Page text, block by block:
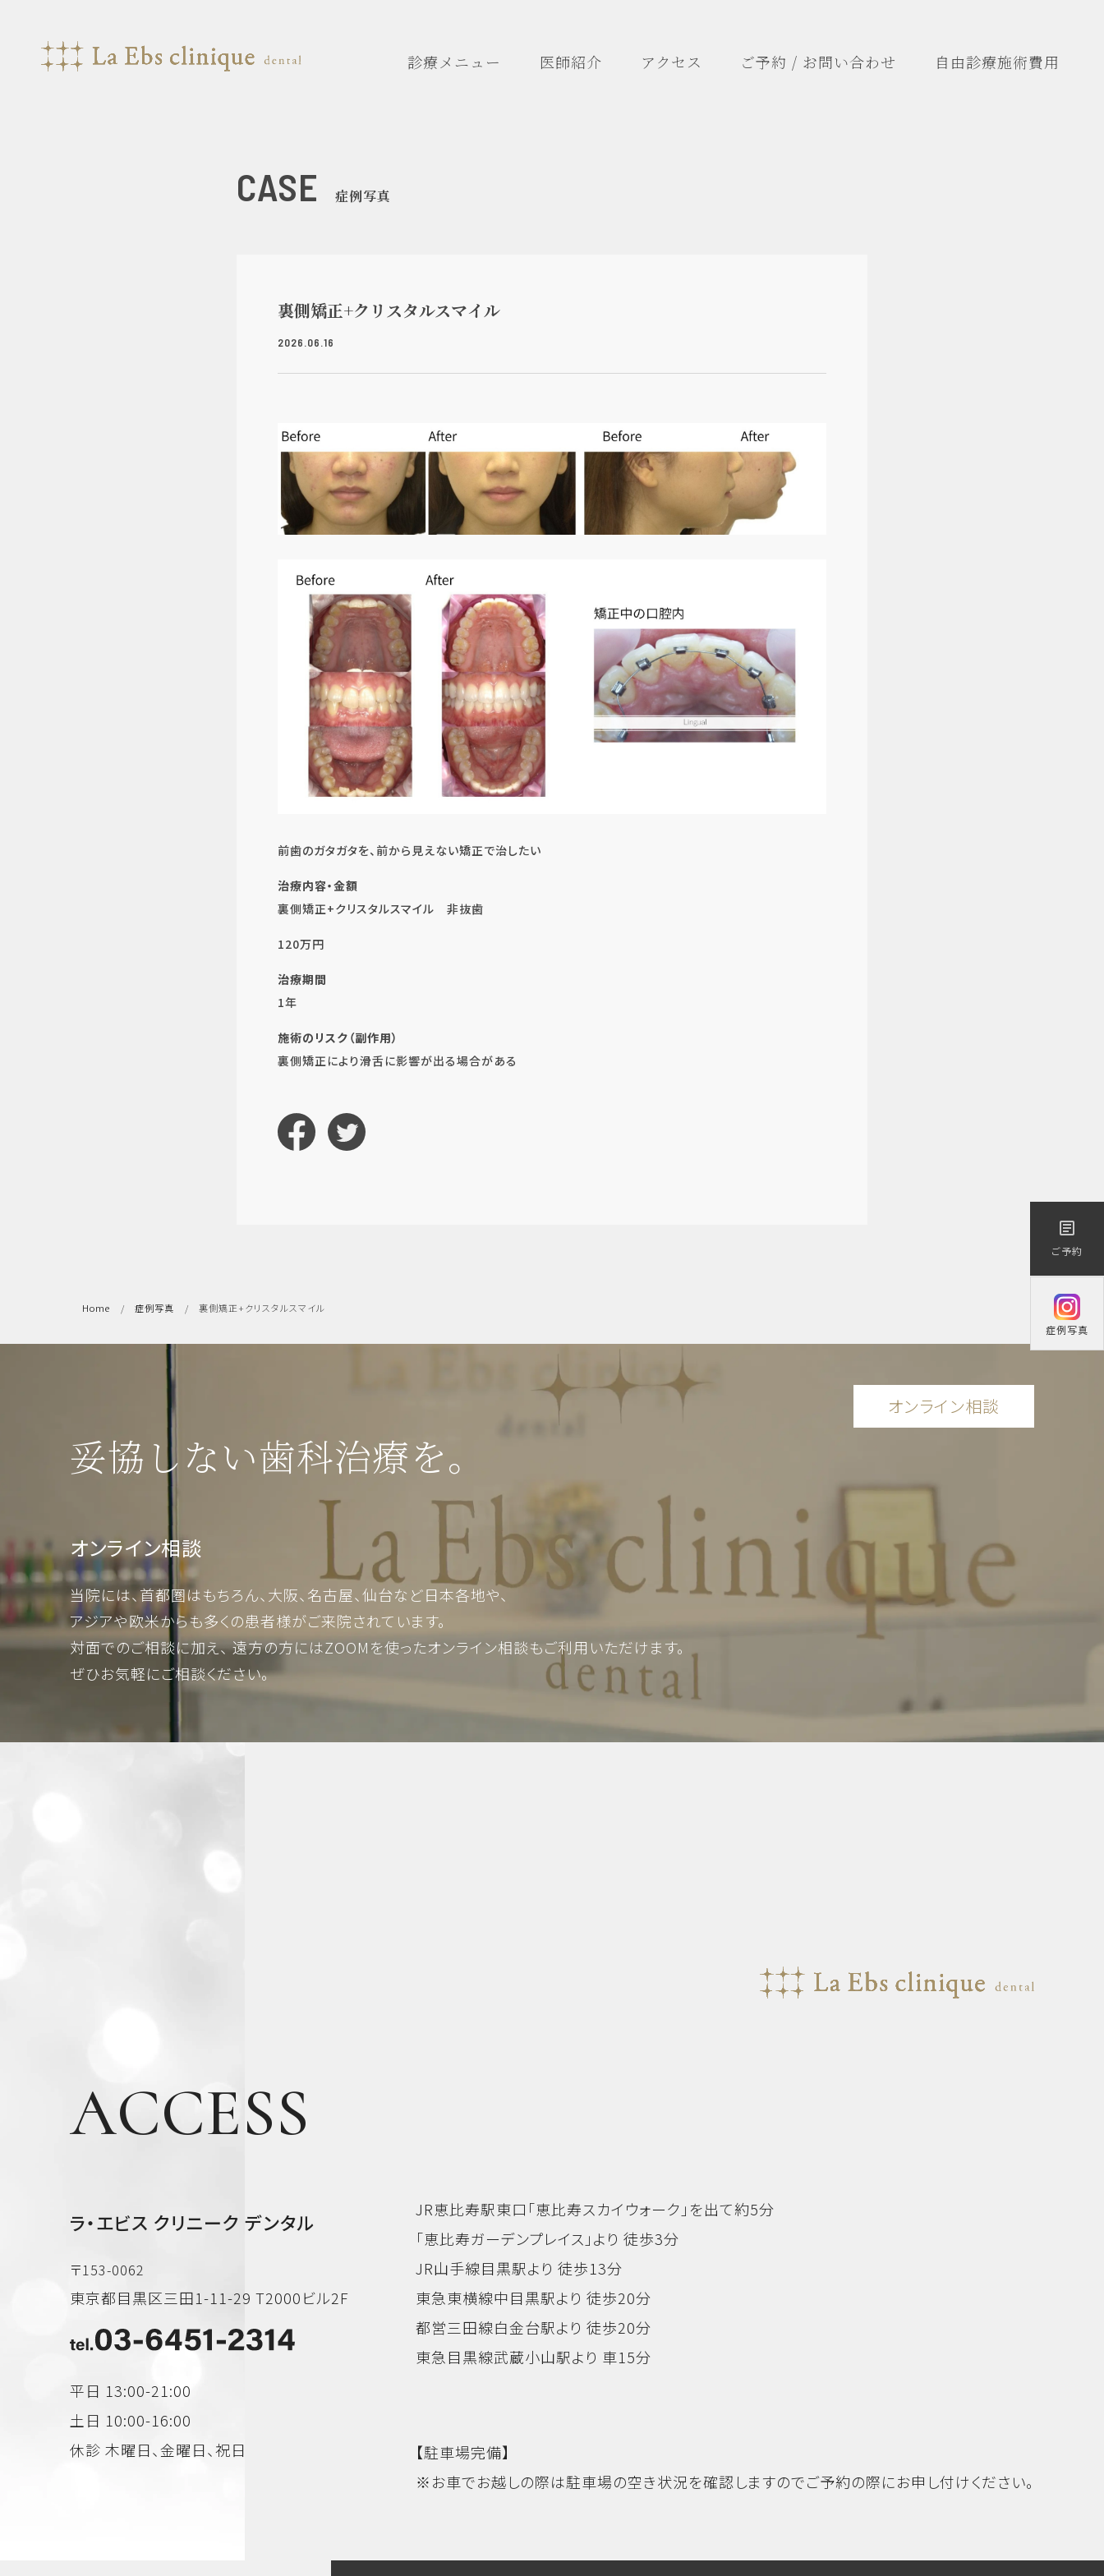
診療メニュー 医師紹介 アクセス ご予約 / お問い合わせ 自由診療施術費用
article
ご予約
症例写真
虫歯・歯周病・根管治療 他
審美歯科・美容
Home 症例写真 裏側矯正+クリスタルスマイル
CASE 症例写真
裏側矯正+クリスタルスマイル
2026.06.16
前歯のガタガタを、前から見えない矯正で治したい
治療内容・金額
裏側矯正+クリスタルスマイル 非抜歯
120万円
治療期間
1年
施術のリスク（副作用）
裏側矯正により滑舌に影響が出る場合がある
妥協しない歯科治療を。
オンライン相談
当院には、首都圏はもちろん、大阪、名古屋、仙台など日本各地や、
アジアや欧米からも多くの患者様がご来院されています。
対面でのご相談に加え、 遠方の方にはZOOMを使ったオンライン相談もご利用いただけます。
ぜひお気軽にご相談ください。
オンライン相談
ACCESS
ラ・エビス クリニーク デンタル
〒153-0062
東京都目黒区三田1-11-29 T2000ビル2F
平日 13:00-21:00
土日 10:00-16:00
休診 木曜日、金曜日、祝日
JR恵比寿駅東口「恵比寿スカイウォーク」を出て約5分
「恵比寿ガーデンプレイス」より 徒歩3分
JR山手線目黒駅より 徒歩13分
東急東横線中目黒駅より 徒歩20分
都営三田線白金台駅より 徒歩20分
東急目黒線武蔵小山駅より 車15分
【駐車場完備】
※お車でお越しの際は駐車場の空き状況を確認しますのでご予約の際にお申し付けください。